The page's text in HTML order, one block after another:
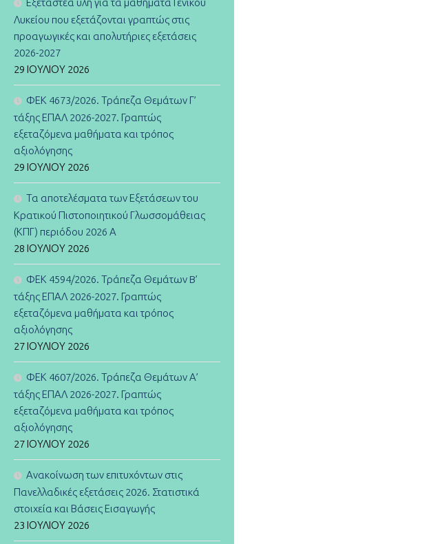
Εξεταστέα ύλη για τα μαθήματα Γενικού
Λυκείου που εξετάζονται γραπτώς στις
προαγωγικές και απολυτήριες εξετάσεις
2026-2027
29 ΙΟΥΛΊΟΥ 2026
ΦΕΚ 4673/2026. Τράπεζα Θεμάτων Γ’
τάξης ΕΠΑΛ 2026-2027. Γραπτώς
εξεταζόμενα μαθήματα και τρόπος
αξιολόγησης
29 ΙΟΥΛΊΟΥ 2026
Τα αποτελέσματα των Εξετάσεων του
Κρατικού Πιστοποιητικού Γλωσσομάθειας
(ΚΠΓ) περιόδου 2026 Α
28 ΙΟΥΛΊΟΥ 2026
ΦΕΚ 4594/2026. Τράπεζα Θεμάτων B’
τάξης ΕΠΑΛ 2026-2027. Γραπτώς
εξεταζόμενα μαθήματα και τρόπος
αξιολόγησης
27 ΙΟΥΛΊΟΥ 2026
ΦΕΚ 4607/2026. Τράπεζα Θεμάτων Α’
τάξης ΕΠΑΛ 2026-2027. Γραπτώς
εξεταζόμενα μαθήματα και τρόπος
αξιολόγησης
27 ΙΟΥΛΊΟΥ 2026
Ανακοίνωση των επιτυχόντων στις
Πανελλαδικές εξετάσεις 2026. Στατιστικά
στοιχεία και Βάσεις Εισαγωγής
23 ΙΟΥΛΊΟΥ 2026